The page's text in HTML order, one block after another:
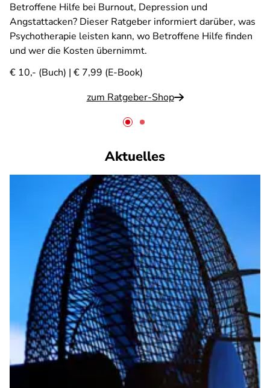
Betroffene Hilfe bei Burnout, Depression und
Angstattacken? Dieser Ratgeber informiert darüber, was
Psychotherapie leisten kann, wo Betroffene Hilfe finden
und wer die Kosten übernimmt.
€ 10,- (Buch) | € 7,99 (E-Book)
zum Ratgeber-Shop
Aktuelles